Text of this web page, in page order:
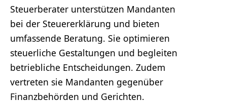
Steuerberater unterstützen Mandanten
bei der Steuererklärung und bieten
umfassende Beratung. Sie optimieren
steuerliche Gestaltungen und begleiten
betriebliche Entscheidungen. Zudem
vertreten sie Mandanten gegenüber
Finanzbehörden und Gerichten.